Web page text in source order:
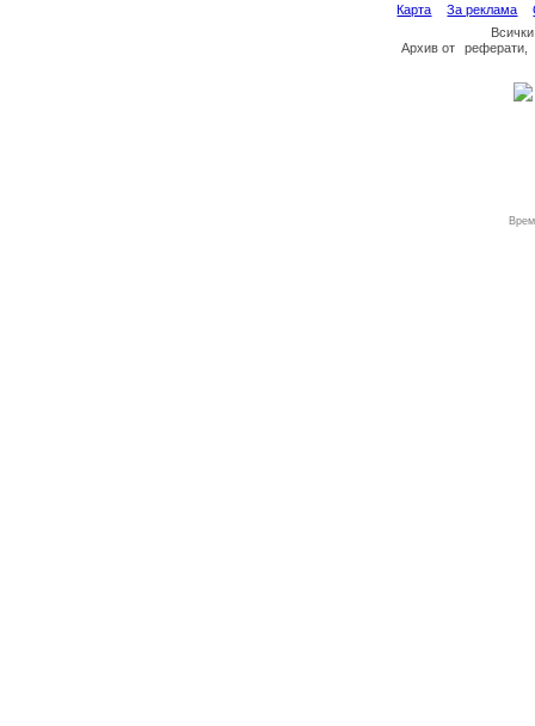
Карта За реклама
Архив от реферати